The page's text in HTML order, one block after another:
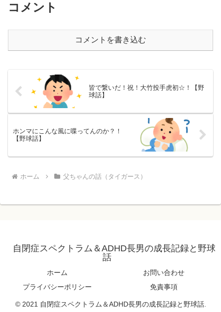
コメント
コメントを書き込む
皆で繋いだ！祝！大竹投手虎初☆！【野
球話】
ホンマにこんな風に喋ってんのか？！
【野球話】
ホーム 父ちゃんの話（タイガース）
自閉症スペクトラム＆ADHD長男の成長記録と野球
話
ホーム
お問い合わせ
プライバシーポリシー
免責事項
© 2021 自閉症スペクトラム＆ADHD長男の成長記録と野球話.